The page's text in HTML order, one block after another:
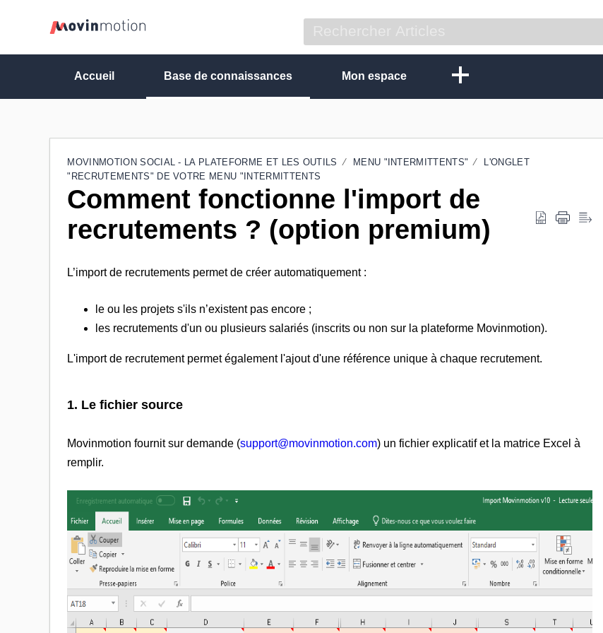
Accueil Base de connaissances Mon espace
MOVINMOTION SOCIAL - LA PLATEFORME ET LES OUTILS MENU "INTERMITTENTS"
L'ONGLET
"RECRUTEMENTS" DE VOTRE MENU "INTERMITTENTS
Comment fonctionne l'import de
recrutements ? (option premium)
L’import de recrutements permet de créer automatiquement :
le ou les projets s'ils n’existent pas encore ;
les recrutements d'un ou plusieurs salariés (inscrits ou non sur la plateforme Movinmotion).
L'import de recrutement permet également l'ajout d'une référence unique à chaque recrutement.
1. Le fichier source
Movinmotion fournit sur demande (support@movinmotion.com) un fichier explicatif et la matrice Excel à
remplir.